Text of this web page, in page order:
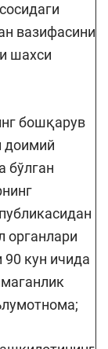
вазифасини
шахси
бошқарув
доимий
бўлган
органлари
90 кун ичида